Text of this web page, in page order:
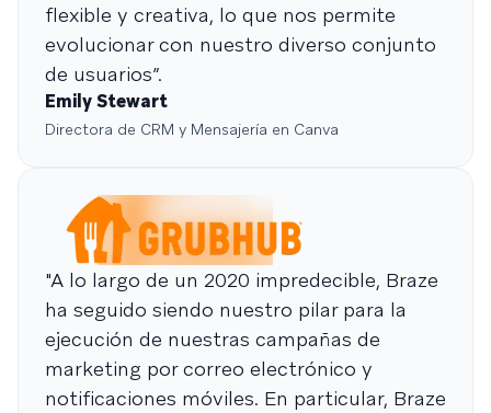
flexible y creativa, lo que nos permite
evolucionar con nuestro diverso conjunto
de usuarios”.
Emily Stewart
Directora de CRM y Mensajería en Canva
"A lo largo de un 2020 impredecible, Braze
ha seguido siendo nuestro pilar para la
ejecución de nuestras campañas de
marketing por correo electrónico y
notificaciones móviles. En particular, Braze